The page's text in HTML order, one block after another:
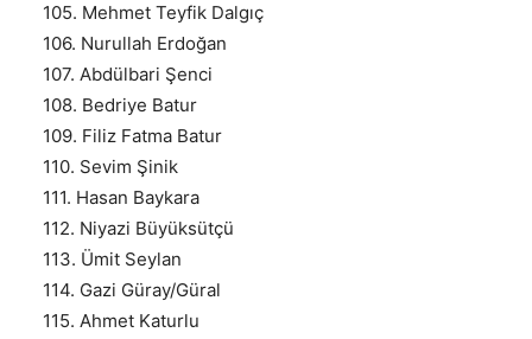
105. Mehmet Teyfik Dalgıç
106. Nurullah Erdoğan
107. Abdülbari Şenci
108. Bedriye Batur
109. Filiz Fatma Batur
110. Sevim Şinik
111. Hasan Baykara
112. Niyazi Büyüksütçü
113. Ümit Seylan
114. Gazi Güray/Güral
115. Ahmet Katurlu